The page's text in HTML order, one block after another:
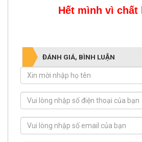
Hết mình vì chất
ĐÁNH GIÁ, BÌNH LUẬN